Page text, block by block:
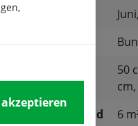
50
Inhalt ausreichend
6